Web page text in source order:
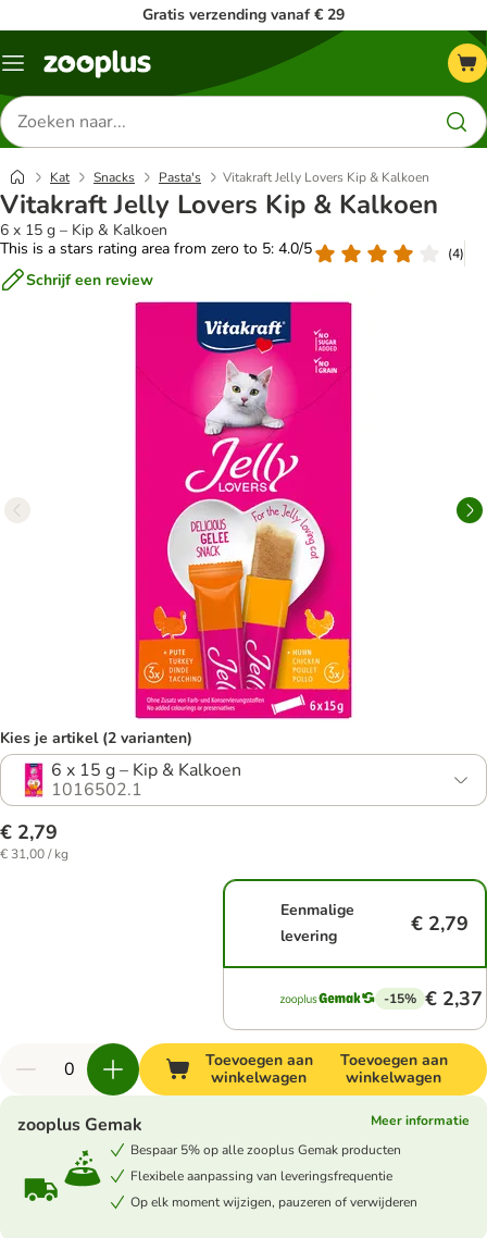
Gratis verzending vanaf € 29
Menu
Zoeken
naar
producten
Kat Snacks Pasta's Vitakraft Jelly Lovers Kip & Kalkoen
Vitakraft Jelly Lovers Kip & Kalkoen
6 x 15 g – Kip & Kalkoen
This is a stars rating area from zero to 5: 4.0/5
(4)
Schrijf een review
Kies je artikel (2 varianten)
6 x 15 g – Kip & Kalkoen
1016502.1
€ 2,79
€ 31,00 / kg
Eenmalige
levering
€ 2,79
-15% € 2,37
Toevoegen aan
winkelwagen
Toevoegen aan
winkelwagen
zooplus Gemak
Meer informatie
Bespaar 5% op alle zooplus Gemak producten
Flexibele aanpassing van leveringsfrequentie
Op elk moment wijzigen, pauzeren of verwijderen